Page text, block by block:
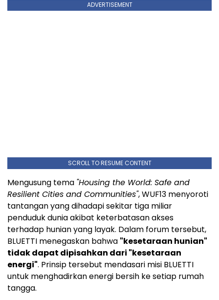
ADVERTISEMENT
SCROLL TO RESUME CONTENT
Mengusung tema "Housing the World: Safe and
Resilient Cities and Communities", WUF13 menyoroti
tantangan yang dihadapi sekitar tiga miliar
penduduk dunia akibat keterbatasan akses
terhadap hunian yang layak. Dalam forum tersebut,
BLUETTI menegaskan bahwa "kesetaraan hunian"
tidak dapat dipisahkan dari "kesetaraan
energi". Prinsip tersebut mendasari misi BLUETTI
untuk menghadirkan energi bersih ke setiap rumah
tangga.